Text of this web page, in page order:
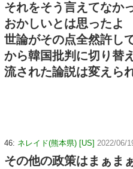
それをそう言えてなか
おかしいとは思ったよ
世論がその点全然許し
から韓国批判に切り替
流された論説は変えら
46: ネレイド(熊本県) [US] 2022/06/
その他の政策はまぁま